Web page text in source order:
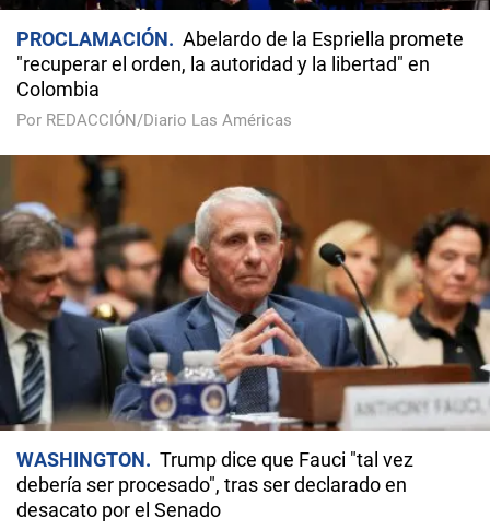
PROCLAMACIÓN
Abelardo de la Espriella promete
"recuperar el orden, la autoridad y la libertad" en
Colombia
Por REDACCIÓN/Diario Las Américas
WASHINGTON
Trump dice que Fauci "tal vez
debería ser procesado", tras ser declarado en
desacato por el Senado